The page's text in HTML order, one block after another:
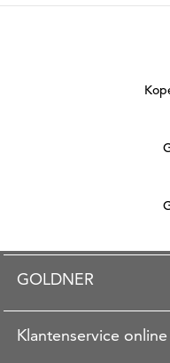
GOLDNER
Klantenservice online